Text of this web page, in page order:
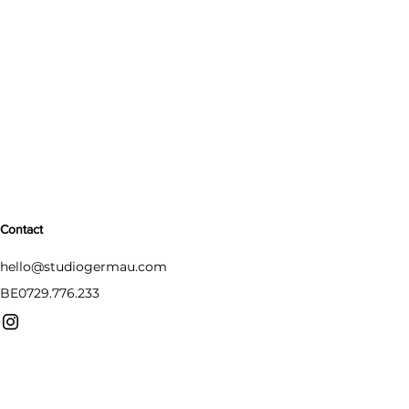
Contact
hello@studiogermau.com
BE0729.776.233